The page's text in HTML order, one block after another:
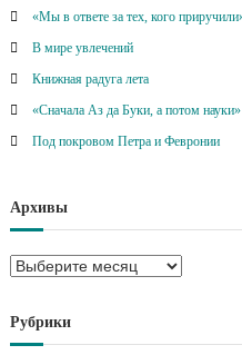
«Мы в ответе за тех, кого
В мире увлечений
Книжная радуга лета
«Сначала Аз да Буки, а потом
Под покровом Петра и Февронии
Архивы
А
Рубрики